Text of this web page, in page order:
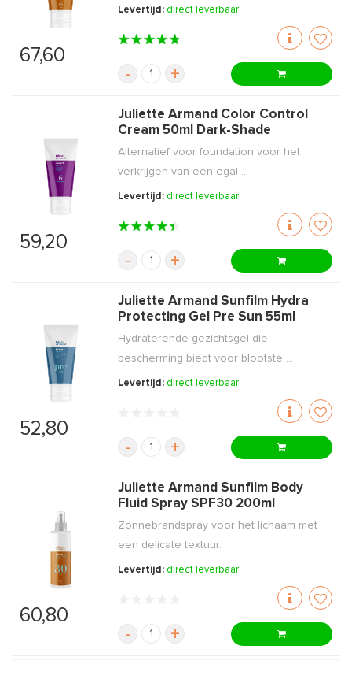
67,60
Levertijd: direct leverbaar
- +
59,20
Juliette Armand Color Control
Cream 50ml Dark-Shade
Alternatief voor foundation voor het
verkrijgen van een egal ...
Levertijd: direct leverbaar
- +
52,80
Juliette Armand Sunfilm Hydra
Protecting Gel Pre Sun 55ml
Hydraterende gezichtsgel die
bescherming biedt voor blootste ...
Levertijd: direct leverbaar
- +
60,80
Juliette Armand Sunfilm Body
Fluid Spray SPF30 200ml
Zonnebrandspray voor het lichaam met
een delicate textuur.
Levertijd: direct leverbaar
- +